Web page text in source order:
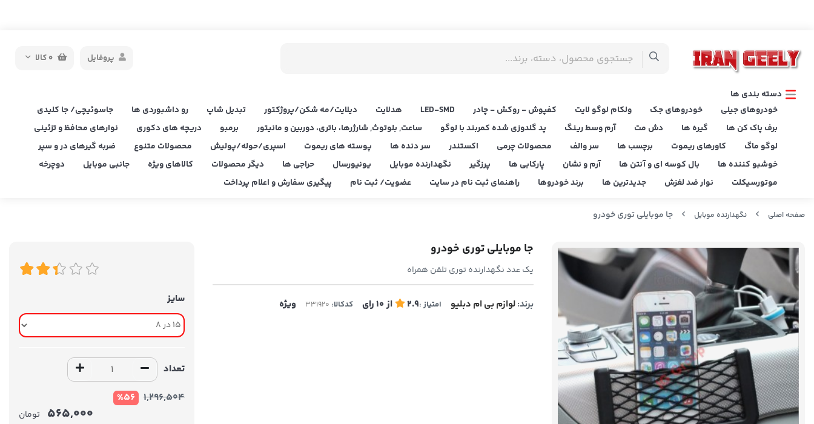
0کالا پروفایل
دسته بندی ها
خودروهای جیلی
خودروهای جک ولکام لوگو لایت کفپوش - روکش - چادر LED‌-SMD هدلایت دیلایت/مه شکن/پروژکتور تبدیل شاپ رو داشبوردی ها
جاسوئیچی/ جا کلیدی
برف پاک کن ها
گیره ها دش مت آرم وسط رینگ پد گلدوزی شده کمربند با لوگو ساعت, بلوتوث, شارژرها، باتری، دوربین و مانیتور برمبو دریچه های دکوری
نوارهای محافظ و تزئینی
لوگو ماگ
کاورهای ریموت برچسب ها سر والف محصولات چرمی اکستندر سر دنده ها پوسته های ریموت اسپری/حوله/پولیش محصولات متنوع
ضربه گیرهای در و سپر
خوشبو کننده ها
بال کوسه ای و آنتن ها آرم و نشان پارکابی ها پرزگیر نگهدارنده موبایل یونیورسال حراجی ها دیگر محصولات کالاهای ویژه جانبی موبایل
دوچرخه
موتورسیکلت
نوار ضد لغزش جدیدترین ها برند خودروها راهنمای ثبت نام در سایت عضویت/ ثبت نام پیگیری سفارش و اعلام پرداخت
صفحه اصلی نگهدارنده موبایل جا موبایلی توری خودرو
جا موبایلی توری خودرو
یک عدد نگهدارنده توری تلفن همراه
برند:لوازم بی ام دبلیو امتیاز :2.9 از 10رای کدکالا: ویژه سایز
تعداد
1,296,504
%56
565,000 تومان